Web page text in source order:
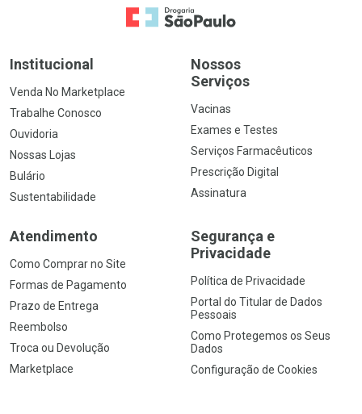
Ir para a Home
Institucional
Venda No Marketplace
Trabalhe Conosco
Ouvidoria
Nossas Lojas
Bulário
Sustentabilidade
Nossos
Serviços
Vacinas
Exames e Testes
Serviços Farmacêuticos
Prescrição Digital
Assinatura
Atendimento
Como Comprar no Site
Formas de Pagamento
Prazo de Entrega
Reembolso
Troca ou Devolução
Marketplace
Segurança e
Privacidade
Política de Privacidade
Portal do Titular de Dados
Pessoais
Como Protegemos os Seus
Dados
Configuração de Cookies